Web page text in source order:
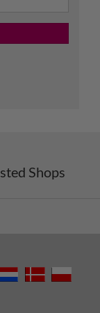
Shops